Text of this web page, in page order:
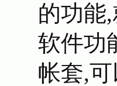
的功能
软件功
帐套,